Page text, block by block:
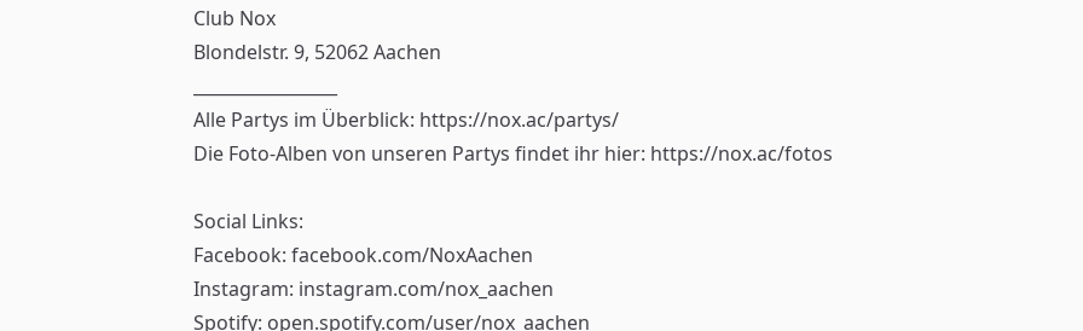
Club Nox
Blondelstr. 9, 52062 Aachen
Alle Partys im Überblick: https://nox.ac/partys/
Die Foto-Alben von unseren Partys findet ihr hier: https://nox.ac/fotos
Social Links:
Facebook: facebook.com/NoxAachen
Instagram: instagram.com/nox_aachen
Spotify: open.spotify.com/user/nox_aachen